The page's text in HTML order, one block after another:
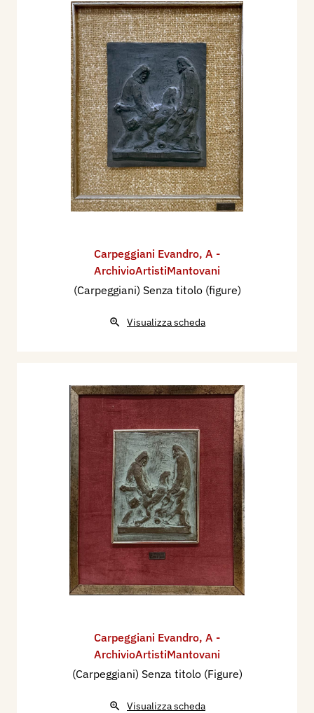
Carpeggiani Evandro, A -
ArchivioArtistiMantovani
(Carpeggiani) Senza titolo (figure)
Visualizza scheda
Carpeggiani Evandro, A -
ArchivioArtistiMantovani
(Carpeggiani) Senza titolo (Figure)
Visualizza scheda